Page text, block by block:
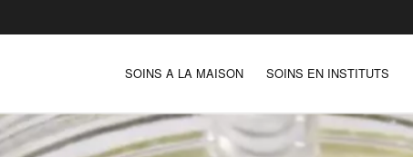
SOINS A LA MAISON SOINS EN INSTITUTS